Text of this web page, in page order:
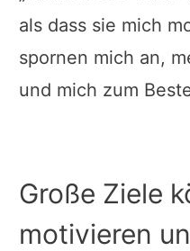
als dass sie mich
spornen mich an,
und mich zum
Große Ziele
motivieren